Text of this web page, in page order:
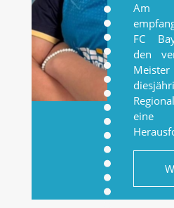
Am
FC
den